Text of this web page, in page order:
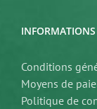
INFORMATIONS
Conditions
Moyens de
Politique de